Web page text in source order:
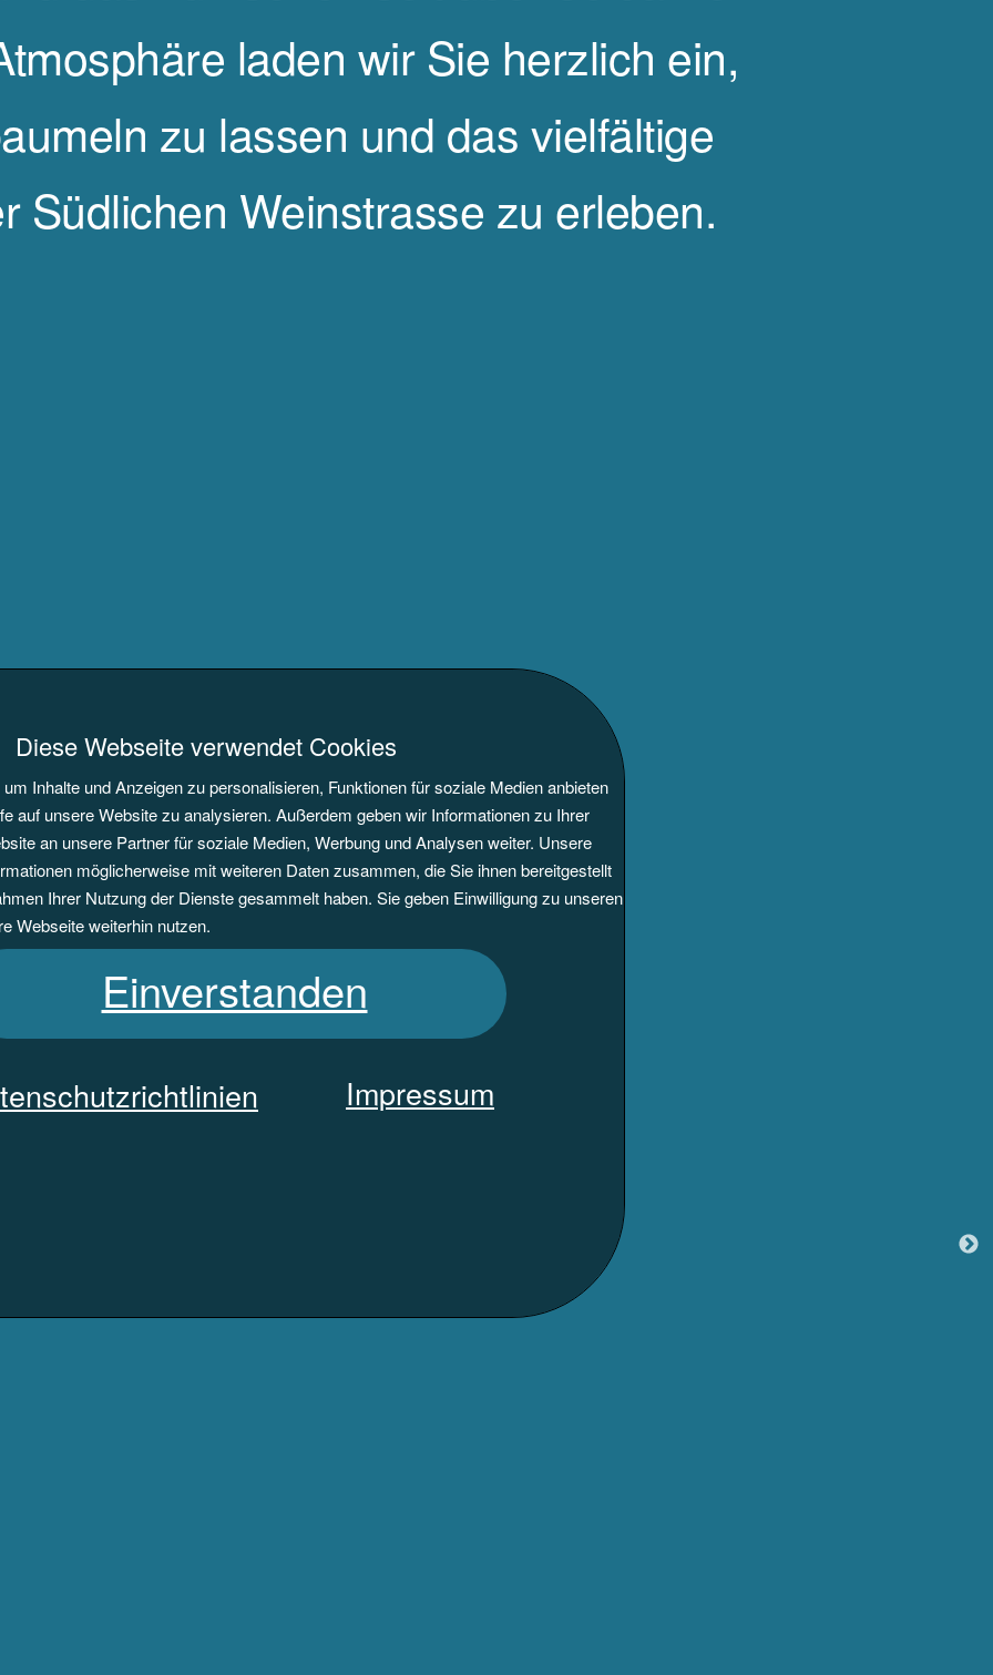
laden wir Sie herzlich ein,
zu lassen und das vielfältige
Südlichen Weinstrasse zu erleben.
verwendet Cookies
Inhalte und Anzeigen zu personalisieren, Funktionen für soziale Medien anbieten
auf unsere Website zu analysieren. Außerdem geben wir Informationen zu Ihrer
an unsere Partner für soziale Medien, Werbung und Analysen weiter. Unsere
möglicherweise mit weiteren Daten zusammen, die Sie ihnen bereitgestellt
Ihrer Nutzung der Dienste gesammelt haben. Sie geben Einwilligung zu unseren
Webseite weiterhin nutzen.
Einverstanden
Impressum